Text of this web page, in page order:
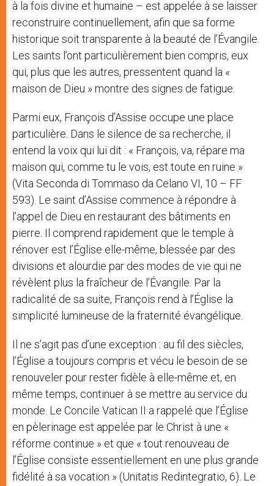
à la fois divine et humaine – est appelée à se laisser
reconstruire continuellement, afin que sa forme
historique soit transparente à la beauté de l’Évangile.
Les saints l’ont particulièrement bien compris, eux
qui, plus que les autres, pressentent quand la «
maison de Dieu » montre des signes de fatigue.
Parmi eux, François d’Assise occupe une place
particulière. Dans le silence de sa recherche, il
entend la voix qui lui dit : « François, va, répare ma
maison qui, comme tu le vois, est toute en ruine »
(Vita Seconda di Tommaso da Celano VI, 10 – FF
593). Le saint d’Assise commence à répondre à
l’appel de Dieu en restaurant des bâtiments en
pierre. Il comprend rapidement que le temple à
rénover est l’Église elle-même, blessée par des
divisions et alourdie par des modes de vie qui ne
révèlent plus la fraîcheur de l’Évangile. Par la
radicalité de sa suite, François rend à l’Église la
simplicité lumineuse de la fraternité évangélique.
Il ne s’agit pas d’une exception : au fil des siècles,
l’Église a toujours compris et vécu le besoin de se
renouveler pour rester fidèle à elle-même et, en
même temps, continuer à se mettre au service du
monde. Le Concile Vatican II a rappelé que l’Église
en pèlerinage est appelée par le Christ à une «
réforme continue » et que « tout renouveau de
l’Église consiste essentiellement en une plus grande
fidélité à sa vocation » (Unitatis Redintegratio, 6). Le